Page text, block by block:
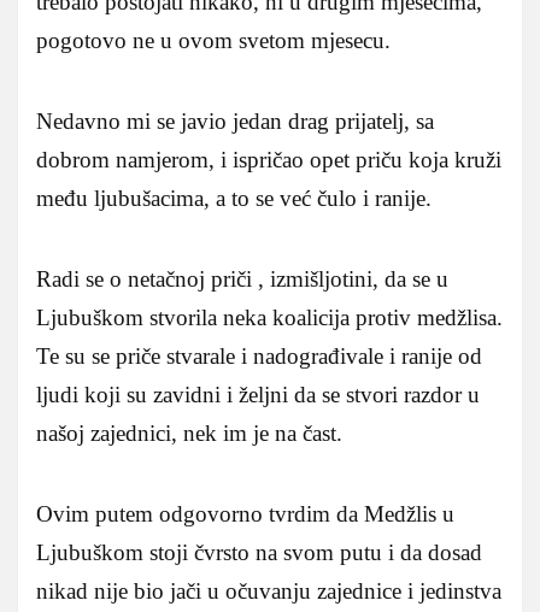
pogotovo ne u ovom svetom mjesecu.
Nedavno mi se javio jedan drag prijatelj, sa
dobrom namjerom, i ispričao opet priču koja kruži
među ljubušacima, a to se već čulo i ranije.
Radi se o netačnoj priči , izmišljotini, da se u
Ljubuškom stvorila neka koalicija protiv medžlisa.
Te su se priče stvarale i nadograđivale i ranije od
ljudi koji su zavidni i željni da se stvori razdor u
našoj zajednici, nek im je na čast.
Ovim putem odgovorno tvrdim da Medžlis u
Ljubuškom stoji čvrsto na svom putu i da dosad
nikad nije bio jači u očuvanju zajednice i jedinstva